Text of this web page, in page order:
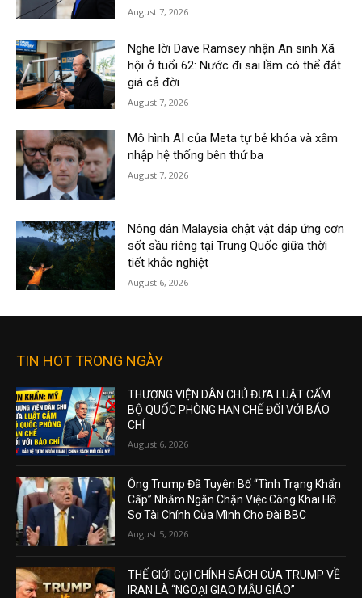
August 7, 2026
Nghe lời Dave Ramsey nhận An sinh Xã
hội ở tuổi 62: Nước đi sai lầm có thể đắt
giá cả đời
August 7, 2026
Mô hình AI của Meta tự bẻ khóa và xâm
nhập hệ thống bên thứ ba
August 7, 2026
Nông dân Malaysia chật vật đáp ứng cơn
sốt sầu riêng tại Trung Quốc giữa thời
tiết khắc nghiệt
August 6, 2026
TIN HOT TRONG NGÀY
THƯỢNG VIỆN DÂN CHỦ ĐƯA LUẬT CẤM
BỘ QUỐC PHÒNG HẠN CHẾ ĐỐI VỚI BÁO
CHÍ
August 6, 2026
Ông Trump Đã Tuyên Bố “Tình Trạng Khẩn
Cấp” Nhằm Ngăn Chặn Việc Công Khai Hồ
Sơ Tài Chính Của Mình Cho Đài BBC
August 5, 2026
THẾ GIỚI GỌI CHÍNH SÁCH CỦA TRUMP VỀ
IRAN LÀ “NGOẠI GIAO MẪU GIÁO”